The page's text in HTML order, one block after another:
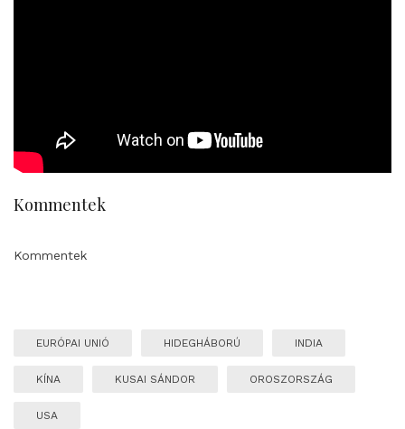
Kommentek
Kommentek
EURÓPAI UNIÓ HIDEGHÁBORÚ INDIA
KÍNA KUSAI SÁNDOR OROSZORSZÁG
USA